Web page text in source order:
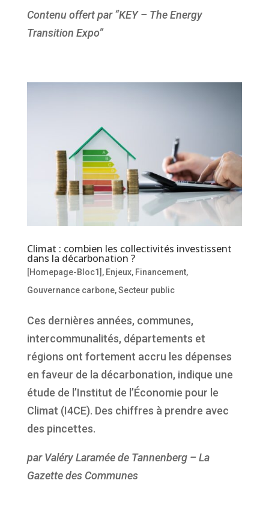
Contenu offert par “KEY – The Energy
Transition Expo”
Climat : combien les collectivités investissent
dans la décarbonation ?
[Homepage-Bloc1] , Enjeux, Financement,
Gouvernance carbone,Secteur public
Ces dernières années, communes,
intercommunalités, départements et
régions ont fortement accru les dépenses
en faveur de la décarbonation, indique une
étude de l’Institut de l’Économie pour le
Climat (I4CE). Des chiffres à prendre avec
des pincettes.
par Valéry Laramée de Tannenberg – La
Gazette des Communes